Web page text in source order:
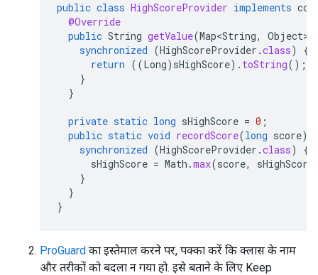
public class HighScoreProvider implements com
@Override
public String getValue(Map<String, Object>
synchronized (HighScoreProvider .class)
{
return ((Long) sHighScore). toString();
}
}
private static long sHighScore = 0 ;
public static void recordScore(long score)
synchronized (HighScoreProvider .class)
{
sHighScore = Math .max(score, sHighScore
}
}
}
ProGuard का इस्तेमाल करने पर, पक्का करें कि क्लास के नाम
और तरीकों को बदला न गया हो. इसे बताने के लिए Keep